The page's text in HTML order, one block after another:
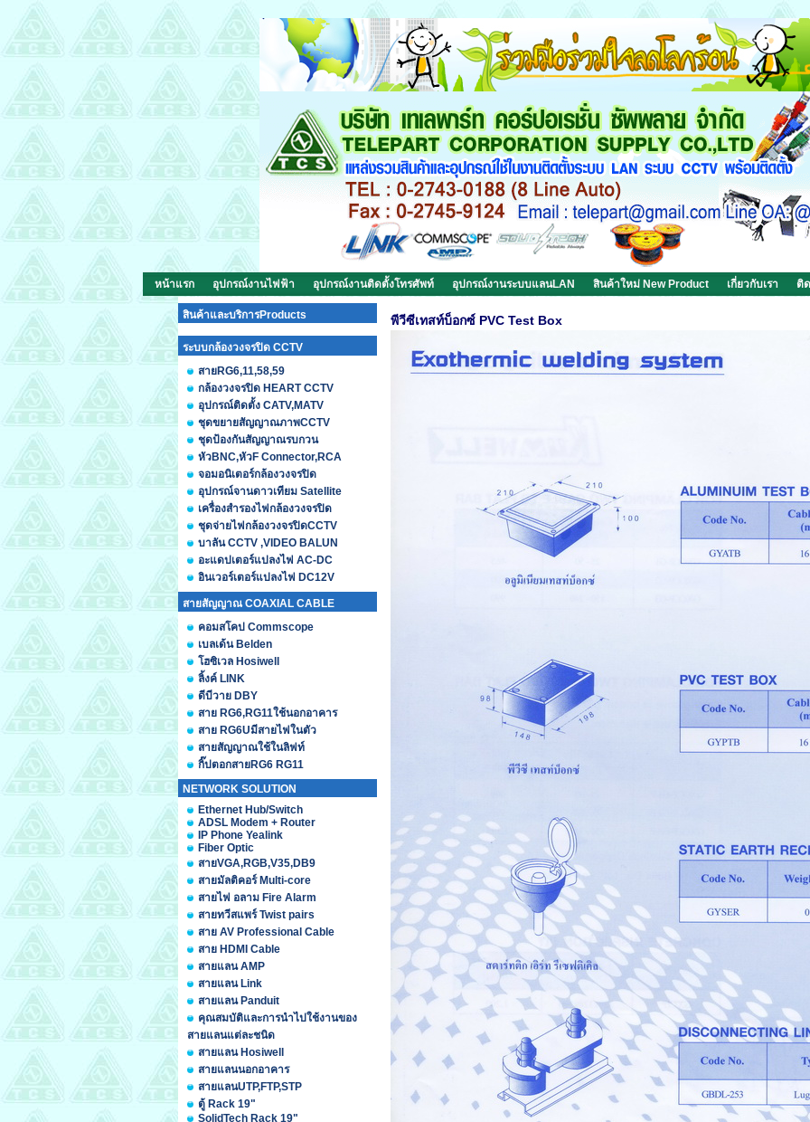
หน้าแรก อุปกรณ์งานไฟฟ้า อุปกรณ์งานติดตั้งโทรศัพท์ อุปกรณ์งานระบบแลนLAN สินค้าใหม่ New Product เกี่ยวกับเรา ติ
สินค้าและบริการProducts
ระบบกล้องวงจรปิด CCTV
สายRG6,11,58,59
กล้องวงจรปิด HEART CCTV
อุปกรณ์ติดตั้ง CATV,MATV
ชุดขยายสัญญาณภาพCCTV
ชุดป้องกันสัญญาณรบกวน
หัวBNC,หัวF Connector,RCA
จอมอนิเตอร์กล้องวงจรปิด
อุปกรณ์จานดาวเทียม Satellite
เครื่องสำรองไฟกล้องวงจรปิด
ชุดจ่ายไฟกล้องวงจรปิดCCTV
บาลัน CCTV ,VIDEO BALUN
อะแดปเตอร์แปลงไฟ AC-DC
อินเวอร์เตอร์แปลงไฟ DC12V
สายสัญญาณ COAXIAL CABLE
คอมสโคป Commscope
เบลเด้น Belden
โฮซิเวล Hosiwell
ลิ้งค์ LINK
ดีบีวาย DBY
สาย RG6,RG11ใช้นอกอาคาร
สาย RG6Uมีสายไฟในตัว
สายสัญญาณใช้ในลิฟท์
กิ๊ปตอกสายRG6 RG11
NETWORK SOLUTION
Ethernet Hub/Switch
ADSL Modem + Router
IP Phone Yealink
Fiber Optic
สายVGA,RGB,V35,DB9
สายมัลติคอร์ Multi-core
สายไฟ อลาม Fire Alarm
สายทวีสแพร์ Twist pairs
สาย AV Professional Cable
สาย HDMI Cable
สายแลน AMP
สายแลน Link
สายแลน Panduit
คุณสมบัติและการนำไปใช้งานของ
สายแลนแต่ละชนิด
สายแลน Hosiwell
สายแลนนอกอาคาร
สายแลนUTP,FTP,STP
ตู้ Rack 19"
SolidTech Rack 19"
พีวีซีเทสท์บ็อกซ์ PVC Test Box